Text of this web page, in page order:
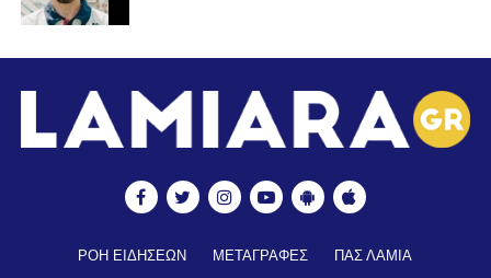
ΡΟΗ ΕΙΔΗΣΕΩΝ ΜΕΤΑΓΡΑΦΕΣ
ΠΑΣ ΛΑΜΙΑ